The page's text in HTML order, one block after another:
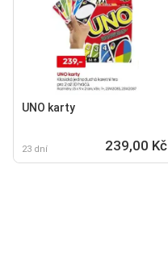
UNO karty
23 dní 239,00 Kč